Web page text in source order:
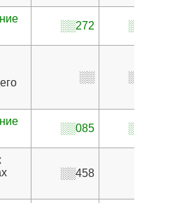
░░272 ░░272
░░ ░░503
░░085 ░░085
░░458